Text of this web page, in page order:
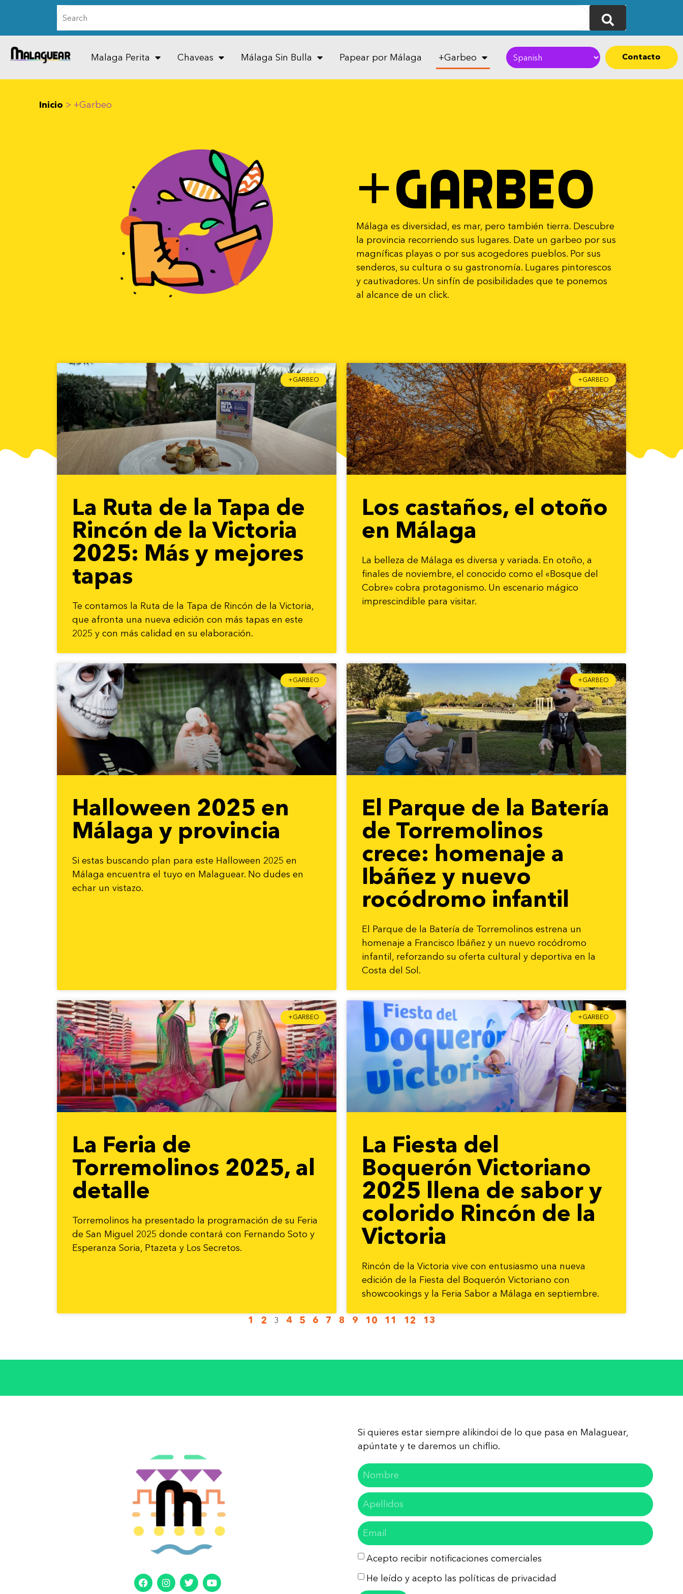
Malaga Perita Chaveas Málaga Sin Bulla Papear por Málaga +Garbeo Contacto
Inicio > +Garbeo
+Garbeo
Málaga es diversidad, es mar, pero también tierra. Descubre
la provincia recorriendo sus lugares. Date un garbeo por sus
magníficas playas o por sus acogedores pueblos. Por sus
senderos, su cultura o su gastronomía. Lugares pintorescos
y cautivadores. Un sinfín de posibilidades que te ponemos
al alcance de un click.
+GARBEO
La Ruta de la Tapa de
Rincón de la Victoria
2025: Más y mejores
tapas
Te contamos la Ruta de la Tapa de Rincón de la Victoria,
que afronta una nueva edición con más tapas en este
2025 y con más calidad en su elaboración.
+GARBEO
Los castaños, el otoño
en Málaga
La belleza de Málaga es diversa y variada. En otoño, a
finales de noviembre, el conocido como el «Bosque del
Cobre» cobra protagonismo. Un escenario mágico
imprescindible para visitar.
+GARBEO
Halloween 2025 en
Málaga y provincia
Si estas buscando plan para este Halloween 2025 en
Málaga encuentra el tuyo en Malaguear. No dudes en
echar un vistazo.
+GARBEO
El Parque de la Batería
de Torremolinos
crece: homenaje a
Ibáñez y nuevo
rocódromo infantil
El Parque de la Batería de Torremolinos estrena un
homenaje a Francisco Ibáñez y un nuevo rocódromo
infantil, reforzando su oferta cultural y deportiva en la
Costa del Sol.
+GARBEO
La Feria de
Torremolinos 2025, al
detalle
Torremolinos ha presentado la programación de su Feria
de San Miguel 2025 donde contará con Fernando Soto y
Esperanza Soria, Ptazeta y Los Secretos.
+GARBEO
La Fiesta del
Boquerón Victoriano
2025 llena de sabor y
colorido Rincón de la
Victoria
Rincón de la Victoria vive con entusiasmo una nueva
edición de la Fiesta del Boquerón Victoriano con
showcookings y la Feria Sabor a Málaga en septiembre.
1 2 3 4 5 6 7 8 9 10 11 12 13
Si quieres estar siempre alikindoi de lo que pasa en Malaguear,
apúntate y te daremos un chiflio.
Acepto recibir notificaciones comerciales
He leído y acepto las políticas de privacidad